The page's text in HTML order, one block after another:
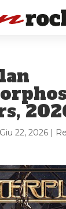
Giu 22, 2026|